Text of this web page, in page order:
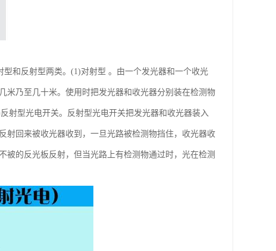
和反射型两类。(1)对射型 。由一个发光器和一个收光
米乃至几十米。使用时把发光器和收光器分别装在检测物
射型光电开关。反射型光电开关把发光器和收光器装入
射回来被收光器收到，一旦光路被检测物挡住，收光器收
的反光板反射，但当光路上有检测物通过时，光在检测